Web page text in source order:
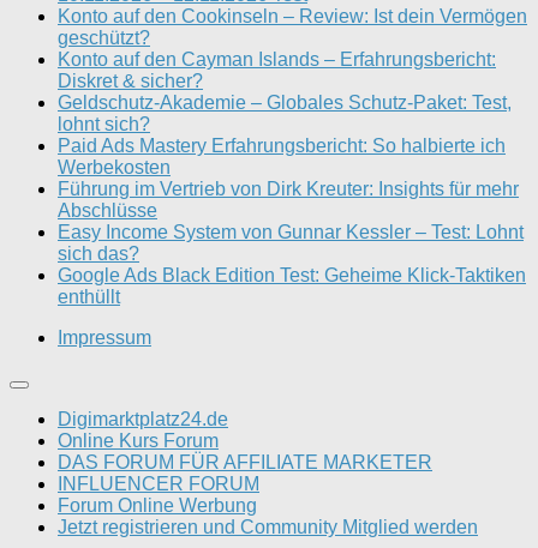
Konto auf den Cookinseln – Review: Ist dein Vermögen
geschützt?
Konto auf den Cayman Islands – Erfahrungsbericht:
Diskret & sicher?
Geldschutz-Akademie – Globales Schutz-Paket: Test,
lohnt sich?
Paid Ads Mastery Erfahrungsbericht: So halbierte ich
Werbekosten
Führung im Vertrieb von Dirk Kreuter: Insights für mehr
Abschlüsse
Easy Income System von Gunnar Kessler – Test: Lohnt
sich das?
Google Ads Black Edition Test: Geheime Klick-Taktiken
enthüllt
Impressum
Digimarktplatz24.de
Online Kurs Forum
DAS FORUM FÜR AFFILIATE MARKETER
INFLUENCER FORUM
Forum Online Werbung
Jetzt registrieren und Community Mitglied werden